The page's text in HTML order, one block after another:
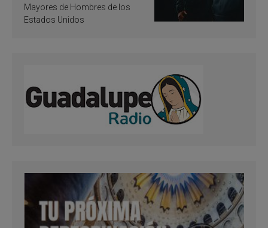
Mayores de Hombres de los
Estados Unidos